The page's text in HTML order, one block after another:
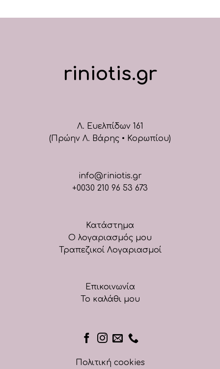
riniotis.gr
Λ. Ευελπίδων 161
(Πρώην Λ. Βάρης • Κορωπίου)
info@riniotis.gr
+0030 210 96 53 673
Κατάστημα
Ο λογαριασμός μου
Τραπεζικοί Λογαριασμοί
Επικοινωνία
Το καλάθι μου
Πολιτική cookies